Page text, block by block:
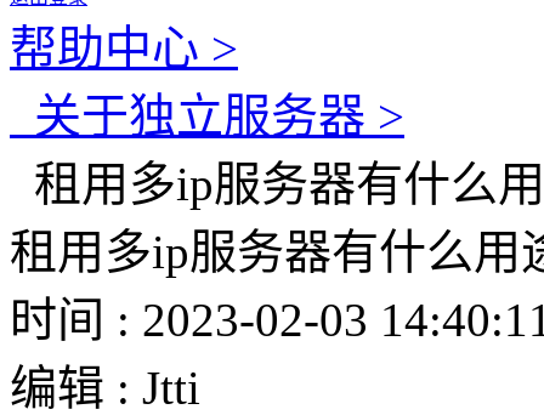
帮助中心 >
关于独立服务器 >
租用多ip服务器有什么
租用多ip服务器有什么用
时间 : 2023-02-03
编辑 : Jtti